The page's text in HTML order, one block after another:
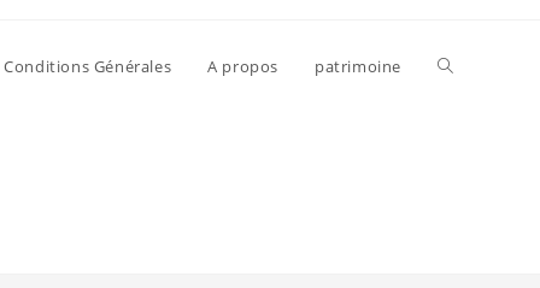
Conditions Générales A propos patrimoine